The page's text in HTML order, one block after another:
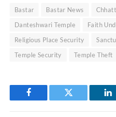
Bastar Bastar News
Danteshwari Temple
Faith
Religious Place Security
Temple Security
Temple Theft
Facebook Twitter